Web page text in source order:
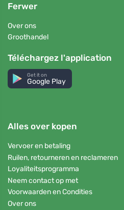
Ferwer
Over ons
Groothandel
Téléchargez l'application
Get it on
Google Play
Alles over kopen
Vervoer en betaling
Ruilen, retourneren en reclameren
Loyaliteitsprogramma
Neem contact op met
Voorwaarden en Condities
Over ons